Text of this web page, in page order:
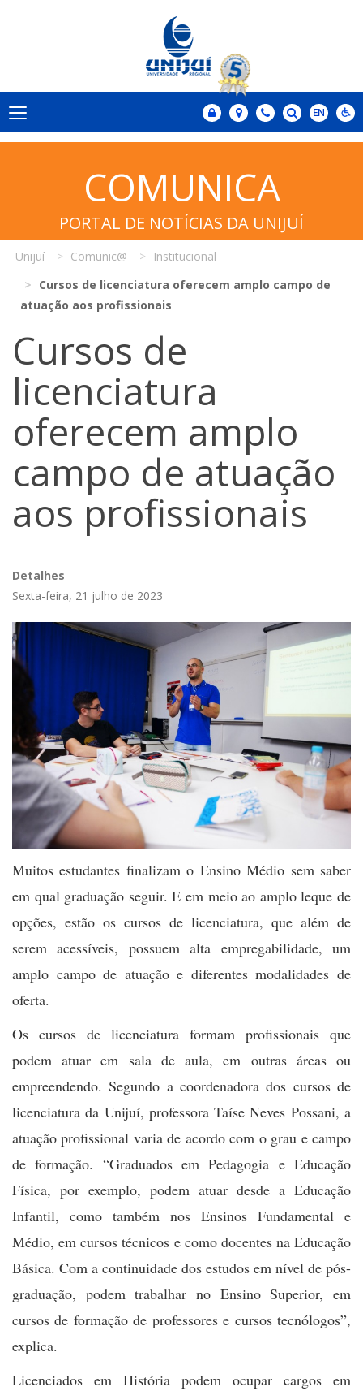
COMUNICA
PORTAL DE NOTÍCIAS DA UNIJUÍ
Unijuí Comunic@
Institucional
Cursos de licenciatura oferecem amplo campo de
atuação aos profissionais
Cursos de
licenciatura
oferecem amplo
campo de atuação
aos profissionais
Detalhes
Sexta-feira, 21 julho de 2023
Muitos estudantes finalizam o Ensino Médio sem saber
em qual graduação seguir. E em meio ao amplo leque de
opções, estão os cursos de licenciatura, que além de
serem acessíveis, possuem alta empregabilidade, um
amplo campo de atuação e diferentes modalidades de
oferta.
Os cursos de licenciatura formam profissionais que
podem atuar em sala de aula, em outras áreas ou
empreendendo. Segundo a coordenadora dos cursos de
licenciatura da Unijuí, professora Taíse Neves Possani, a
atuação profissional varia de acordo com o grau e campo
de formação. “Graduados em Pedagogia e Educação
Física, por exemplo, podem atuar desde a Educação
Infantil, como também nos Ensinos Fundamental e
Médio, em cursos técnicos e como docentes na Educação
Básica. Com a continuidade dos estudos em nível de pós-
graduação, podem trabalhar no Ensino Superior, em
cursos de formação de professores e cursos tecnólogos”,
explica.
Licenciados em História podem ocupar cargos em